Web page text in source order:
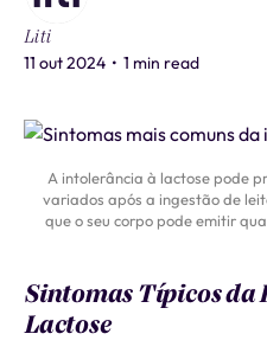
Liti
11 out 2024 • 1 min read
A intolerância à lactose pode
variados após a ingestão de
que o seu corpo pode emitir
Sintomas Típicos
Lactose